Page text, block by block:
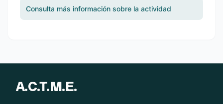
Consulta más información sobre la actividad
A.C.T.M.E.